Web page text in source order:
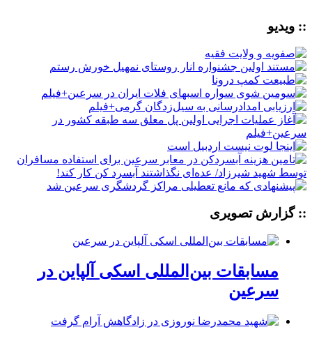
:: ویدیو
:: گزارش تصویری
مسابقات بین‌المللی اسکی آلپاین در
سرعین